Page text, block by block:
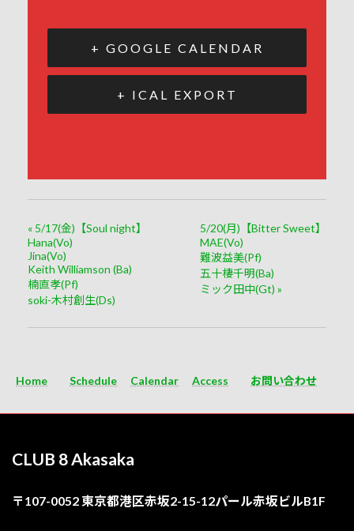
+ GOOGLE CALENDAR
+ ICAL EXPORT
« 5/17(金)【Soul night】
Hana(Vo)
Jina(Vo)
Keith Williamson (Ba)
楠直孝(Pf)
soki-木村創生(Ds)
5/20(月)【Bitter Sweet】
MAE(Vo)
難波益美(Pf)
五十棲千明(Ba)
ミック田中(Gt) »
Home Schedule Calendar Access お問い合わせ
CLUB 8 Akasaka
〒107-0052 東京都港区赤坂2-15-12パール赤坂ビルB1F